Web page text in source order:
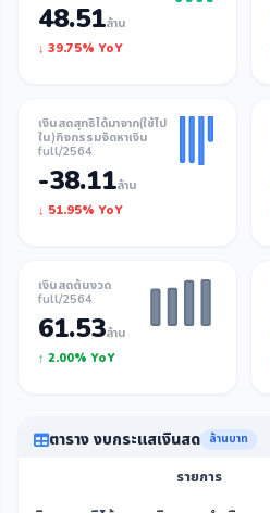
48.51ล้าน
↓ 39.75% YoY
เงินสดสุทธิได้มาจาก(ใช้ไป
ใน)กิจกรรมจัดหาเงิน
full/2564
-38.11ล้าน
↓ 51.95% YoY
เงินสดต้นงวด
full/2564
61.53ล้าน
↑ 2.00% YoY
ตาราง งบกระแสเงินสด ล้านบาท
รายการ